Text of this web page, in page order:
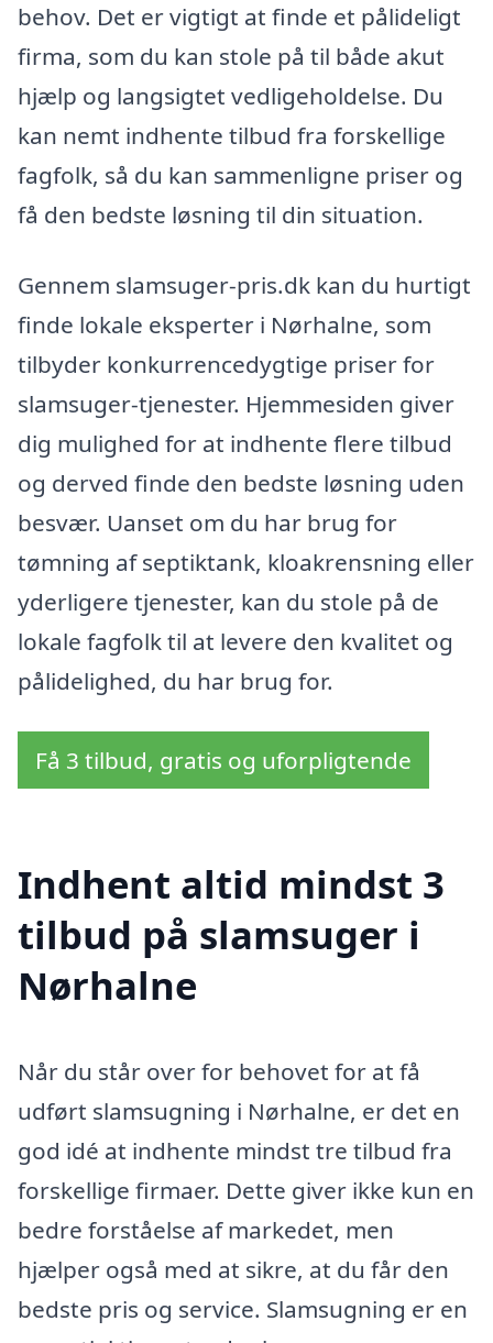
behov. Det er vigtigt at finde et pålideligt
firma, som du kan stole på til både akut
hjælp og langsigtet vedligeholdelse. Du
kan nemt indhente tilbud fra forskellige
fagfolk, så du kan sammenligne priser og
få den bedste løsning til din situation.
Gennem slamsuger-pris.dk kan du hurtigt
finde lokale eksperter i Nørhalne, som
tilbyder konkurrencedygtige priser for
slamsuger-tjenester. Hjemmesiden giver
dig mulighed for at indhente flere tilbud
og derved finde den bedste løsning uden
besvær. Uanset om du har brug for
tømning af septiktank, kloakrensning eller
yderligere tjenester, kan du stole på de
lokale fagfolk til at levere den kvalitet og
pålidelighed, du har brug for.
Få 3 tilbud, gratis og uforpligtende
Indhent altid mindst 3
tilbud på slamsuger i
Nørhalne
Når du står over for behovet for at få
udført slamsugning i Nørhalne, er det en
god idé at indhente mindst tre tilbud fra
forskellige firmaer. Dette giver ikke kun en
bedre forståelse af markedet, men
hjælper også med at sikre, at du får den
bedste pris og service. Slamsugning er en